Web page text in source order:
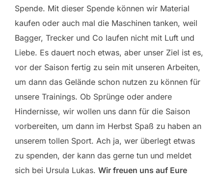
Spende. Mit dieser Spende können wir Material
kaufen oder auch mal die Maschinen tanken, weil
Bagger, Trecker und Co laufen nicht mit Luft und
Liebe. Es dauert noch etwas, aber unser Ziel ist es,
vor der Saison fertig zu sein mit unseren Arbeiten,
um dann das Gelände schon nutzen zu können für
unsere Trainings. Ob Sprünge oder andere
Hindernisse, wir wollen uns dann für die Saison
vorbereiten, um dann im Herbst Spaß zu haben an
unserem tollen Sport. Ach ja, wer überlegt etwas
zu spenden, der kann das gerne tun und meldet
sich bei Ursula Lukas. Wir freuen uns auf Eure